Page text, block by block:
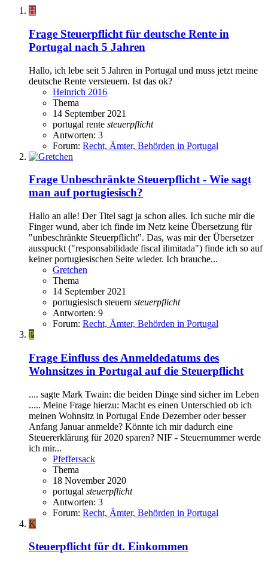
H
Frage Steuerpflicht für deutsche Rente in
Portugal nach 5 Jahren
Hallo, ich lebe seit 5 Jahren in Portugal und muss jetzt meine
deutsche Rente versteuern. Ist das ok?
Heinrich 2016
Thema
14 September 2021
portugal rente steuerpflicht
Antworten: 3
Forum: Recht, Ämter, Behörden in Portugal
Frage Unbeschränkte Steuerpflicht - Wie sagt
man auf portugiesisch?
Hallo an alle! Der Titel sagt ja schon alles. Ich suche mir die
Finger wund, aber ich finde im Netz keine Übersetzung für
"unbeschränkte Steuerpflicht". Das, was mir der Übersetzer
ausspuckt ("responsabilidade fiscal ilimitada") finde ich so auf
keiner portugiesischen Seite wieder. Ich brauche...
Gretchen
Thema
14 September 2021
portugiesisch steuern steuerpflicht
Antworten: 9
Forum: Recht, Ämter, Behörden in Portugal
P
Frage Einfluss des Anmeldedatums des
Wohnsitzes in Portugal auf die Steuerpflicht
.... sagte Mark Twain: die beiden Dinge sind sicher im Leben
..... Meine Frage hierzu: Macht es einen Unterschied ob ich
meinen Wohnsitz in Portugal Ende Dezember oder besser
Anfang Januar anmelde? Könnte ich mir dadurch eine
Steuererklärung für 2020 sparen? NIF - Steuernummer werde
ich mir...
Pfeffersack
Thema
18 November 2020
portugal steuerpflicht
Antworten: 3
Forum: Recht, Ämter, Behörden in Portugal
K
Steuerpflicht für dt. Einkommen